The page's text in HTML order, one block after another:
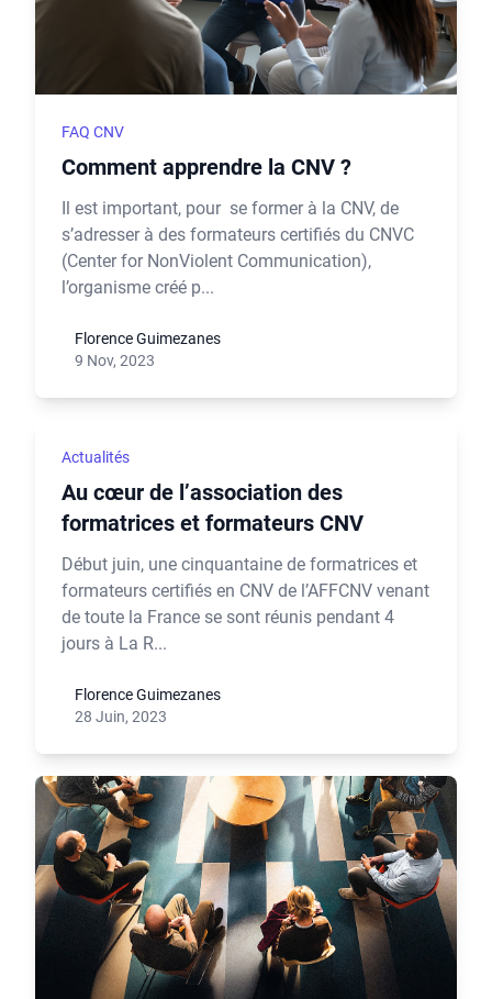
FAQ CNV
Comment apprendre la CNV ?
Il est important, pour se former à la CNV, de
s’adresser à des formateurs certifiés du CNVC
(Center for NonViolent Communication),
l’organisme créé p...
Florence Guimezanes
9 Nov, 2023
Actualités
Au cœur de l’association des
formatrices et formateurs CNV
Début juin, une cinquantaine de formatrices et
formateurs certifiés en CNV de l’AFFCNV venant
de toute la France se sont réunis pendant 4
jours à La R...
Florence Guimezanes
28 Juin, 2023